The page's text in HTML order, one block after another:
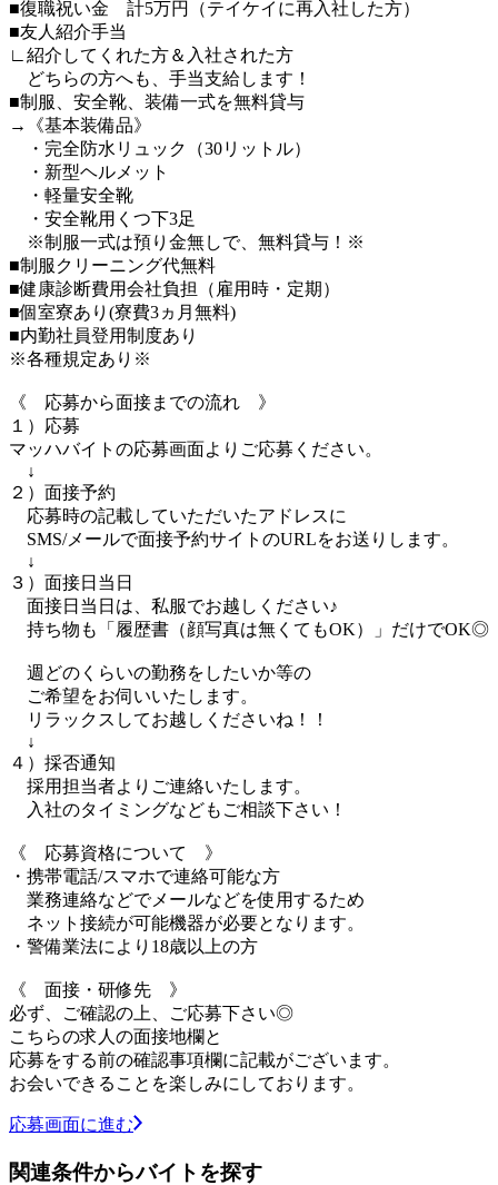
■復職祝い金 計5万円（テイケイに再入社した方）
■友人紹介手当
∟紹介してくれた方＆入社された方
どちらの方へも、手当支給します！
■制服、安全靴、装備一式を無料貸与
→《基本装備品》
・完全防水リュック（30リットル）
・新型ヘルメット
・軽量安全靴
・安全靴用くつ下3足
※制服一式は預り金無しで、無料貸与！※
■制服クリーニング代無料
■健康診断費用会社負担（雇用時・定期）
■個室寮あり(寮費3ヵ月無料)
■内勤社員登用制度あり
※各種規定あり※
《 応募から面接までの流れ 》
１）応募
マッハバイトの応募画面よりご応募ください。
↓
２）面接予約
応募時の記載していただいたアドレスに
SMS/メールで面接予約サイトのURLをお送りします。
↓
３）面接日当日
面接日当日は、私服でお越しください♪
持ち物も「履歴書（顔写真は無くてもOK）」だけでOK◎
週どのくらいの勤務をしたいか等の
ご希望をお伺いいたします。
リラックスしてお越しくださいね！！
↓
４）採否通知
採用担当者よりご連絡いたします。
入社のタイミングなどもご相談下さい！
《 応募資格について 》
・携帯電話/スマホで連絡可能な方
業務連絡などでメールなどを使用するため
ネット接続が可能機器が必要となります。
・警備業法により18歳以上の方
《 面接・研修先 》
必ず、ご確認の上、ご応募下さい◎
こちらの求人の面接地欄と
応募をする前の確認事項欄に記載がございます。
お会いできることを楽しみにしております。
応募画面に進む
関連条件からバイトを探す